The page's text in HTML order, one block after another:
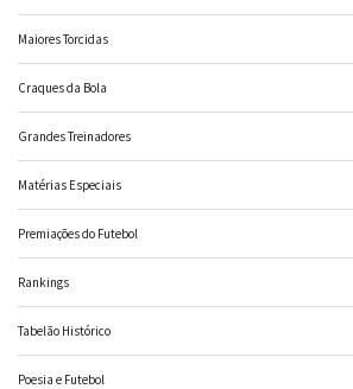
Maiores Torcidas
Craques da Bola
Grandes Treinadores
Matérias Especiais
Premiações do Futebol
Rankings
Tabelão Histórico
Poesia e Futebol